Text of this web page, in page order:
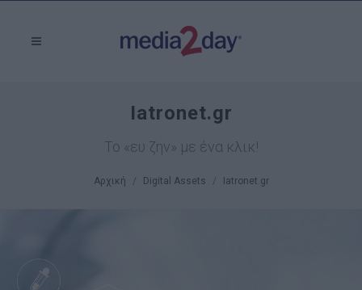
Iatronet.gr
Το «ευ ζην» με ένα κλικ!
Αρχική Digital Assets Iatronet.gr